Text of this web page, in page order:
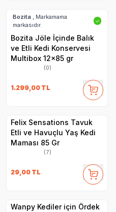
Bozita , Markamama
markasıdır.
✓
Bozita Jöle İçinde Balık
ve Etli Kedi Konservesi
Multibox 12x85 gr
(0)
1.299,00 TL
Felix Sensations Tavuk
Etli ve Havuçlu Yaş Kedi
Maması 85 Gr
(7)
29,00 TL
Wanpy Kediler için Ördek